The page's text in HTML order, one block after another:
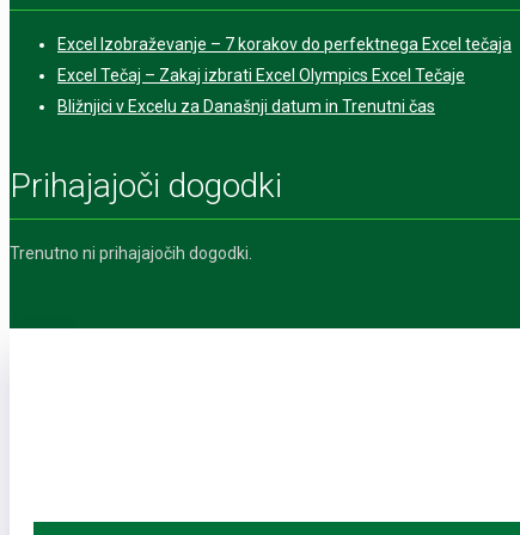
Excel Izobraževanje – 7 korakov do perfektnega Excel tečaja
Excel Tečaj – Zakaj izbrati Excel Olympics Excel Tečaje
Bližnjici v Excelu za Današnji datum in Trenutni čas
Prihajajoči dogodki
Trenutno ni prihajajočih dogodki.